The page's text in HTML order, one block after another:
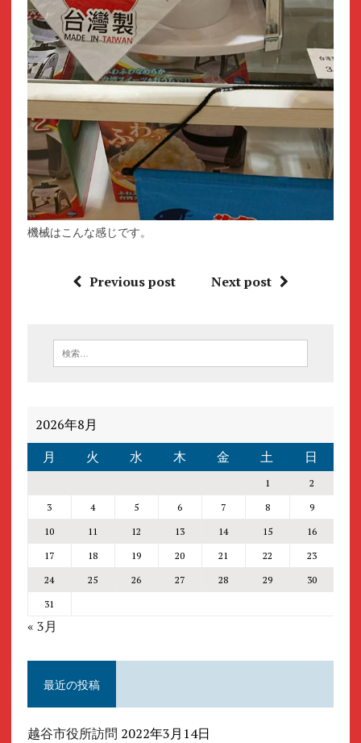
機械はこんな感じです。
Previous post Next post
2026年8月
月
火 水 木 金 土 日
1
2
3
4 5 6 7 8
9
10
11 12 13 14 15
16
17
18 19 20 21 22
23
24
25 26 27 28 29
30
31
« 3月
最近の投稿
越谷市役所訪問 2022年3月14日